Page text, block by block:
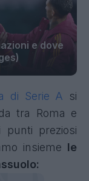
e dove
di Serie A si
tra Roma e
punti preziosi
insieme le